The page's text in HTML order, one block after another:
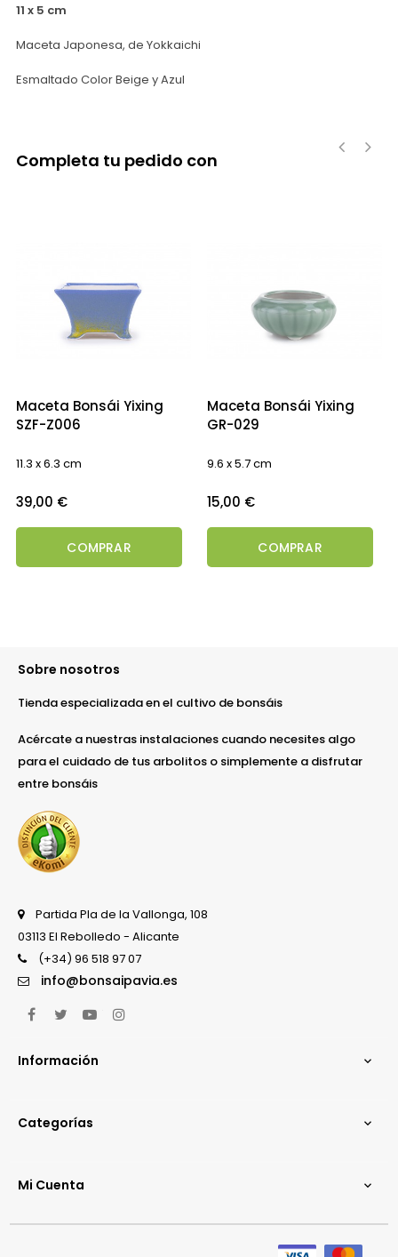
11 x 5 cm
Maceta Japonesa, de Yokkaichi
Esmaltado Color Beige y Azul
Completa tu pedido con
Maceta Bonsái Yixing
SZF-Z006
11.3 x 6.3 cm
Precio
39,00 €
COMPRAR
Maceta Bonsái Yixing
GR-029
9.6 x 5.7 cm
Precio
15,00 €
COMPRAR
Sobre nosotros
Tienda especializada en el cultivo de bonsáis
Acércate a nuestras instalaciones cuando necesites algo
para el cuidado de tus arbolitos o simplemente a disfrutar
entre bonsáis
Partida Pla de la Vallonga, 108
03113 El Rebolledo - Alicante
(+34) 96 518 97 07
info@bonsaipavia.es
FacebookTwitterYouTube
Información 
Categorías 
Mi Cuenta 